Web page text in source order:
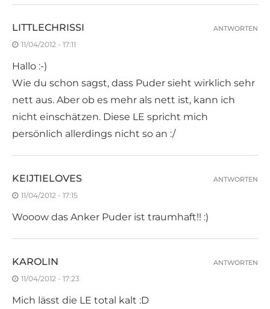
LITTLECHRISSI
11/04/2012 - 17:11
Hallo :-)
Wie du schon sagst, dass Puder sieht wirklich sehr
nett aus. Aber ob es mehr als nett ist, kann ich
nicht einschätzen. Diese LE spricht mich
persönlich allerdings nicht so an :/
ANTWORTEN
KEIJTIELOVES
11/04/2012 - 17:15
Wooow das Anker Puder ist traumhaft!! :)
ANTWORTEN
KAROLIN
11/04/2012 - 17:23
Mich lässt die LE total kalt :D
ANTWORTEN